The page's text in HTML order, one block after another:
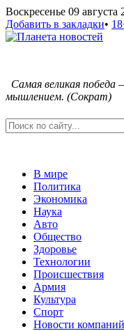
Воскресенье 09 августа
Добавить в закладки•
Самая великая
мышлением. (Сократ)
В мире
Политика
Экономика
Наука
Авто
Общество
Здоровье
Технологии
Происшествия
Армия
Культура
Спорт
Новости компаний